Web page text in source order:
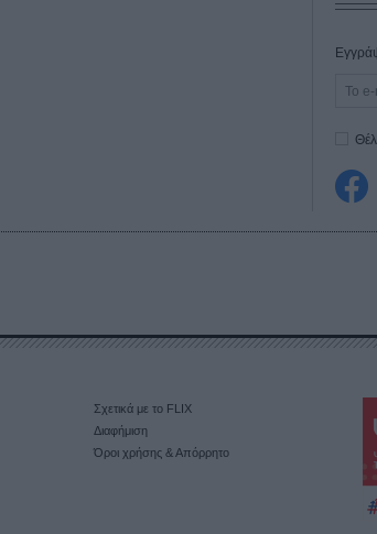
Σχετικά με το FLIX
Διαφήμιση
Όροι χρήσης & Απόρρητο